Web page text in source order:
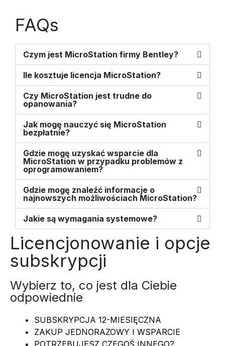
FAQs
Czym jest MicroStation firmy Bentley?
Ile kosztuje licencja MicroStation?
Czy MicroStation jest trudne do
opanowania?
Jak mogę nauczyć się MicroStation
bezpłatnie?
Gdzie mogę uzyskać wsparcie dla
MicroStation w przypadku problemów z
oprogramowaniem?
Gdzie mogę znaleźć informacje o
najnowszych możliwościach MicroStation?
Jakie są wymagania systemowe?
Licencjonowanie i opcje
subskrypcji
Wybierz to, co jest dla Ciebie
odpowiednie
SUBSKRYPCJA 12-MIESIĘCZNA
ZAKUP JEDNORAZOWY I WSPARCIE
POTRZEBUJESZ CZEGOŚ INNEGO?